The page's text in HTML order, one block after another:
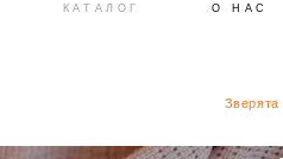
КАТАЛОГ О НАС
Зверята